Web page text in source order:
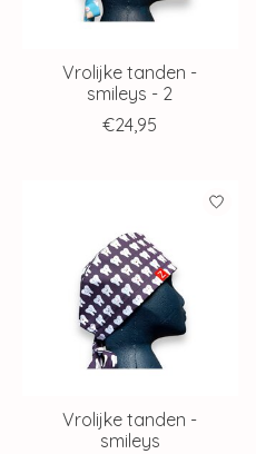
Vrolijke tanden -
smileys - 2
€24,95
Vrolijke tanden -
smileys